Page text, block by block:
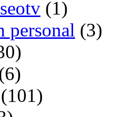
(1)
personal (3)
(101)